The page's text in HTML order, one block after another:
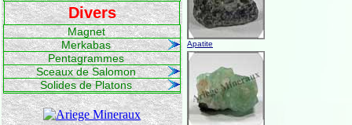
Divers
Magnet
Merkabas
Pentagrammes
Sceaux de Salomon
Solides de Platons
Apatite